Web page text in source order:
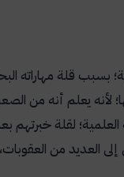
بسبب قلة مهاراته
لأنه يعلم أنه من
لقلة خبرتهم
العديد من